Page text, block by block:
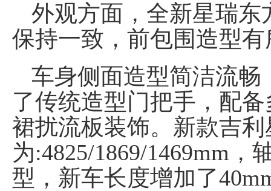
外观方面，全新星瑞
保持一致，前包围造型
车身侧面造型简洁流
了传统造型门把手，配
裙扰流板装饰。新款吉
为:4825/1869/1469mm，
型，新车长度增加了